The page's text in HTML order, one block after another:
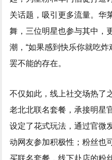
关话题，吸引更多流量。华
舞，三位明星也参与其中，
潮，“如果感到快乐你就吃炸
罢不能的存在。
不仅如此，线上社交场热了
老北北联名套餐，承接明星
设定了花式玩法，通过官微
动网友参加积极性；粉丝也